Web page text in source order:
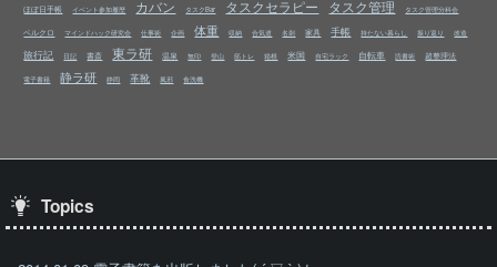
ほぼ日手帳 イベント参加履歴 カバン タスクBar タスクセラピー タスク管理 タスク管理分科会
ベルクロ マインドハック研究会 仕事術 企画 体重 収納 合気道 名刺 家具 手帳 持たない暮らし 振り返り 改造
旅行記 日記 書斎 東ラ研 温泉 無印 登山 筋トレ 箱根 米国 自宅ラック 自転車 読書術 超整理法
電子書籍 静ラ研 静岡 革靴 風邪 食洗機
Topics